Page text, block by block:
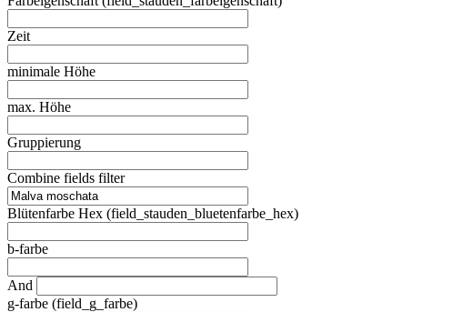
Zeit
minimale Höhe
max. Höhe
Gruppierung
Combine fields filter
Blütenfarbe Hex (field_stauden_bluetenfarbe_hex)
b-farbe
And
g-farbe (field_g_farbe)